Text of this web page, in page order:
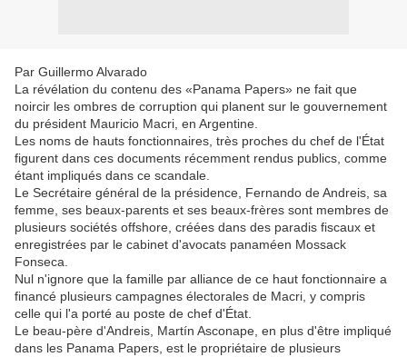
Par Guillermo Alvarado
La révélation du contenu des «Panama Papers» ne fait que
noircir les ombres de corruption qui planent sur le gouvernement
du président Mauricio Macri, en Argentine.
Les noms de hauts fonctionnaires, très proches du chef de l'État
figurent dans ces documents récemment rendus publics, comme
étant impliqués dans ce scandale.
Le Secrétaire général de la présidence, Fernando de Andreis, sa
femme, ses beaux-parents et ses beaux-frères sont membres de
plusieurs sociétés offshore, créées dans des paradis fiscaux et
enregistrées par le cabinet d'avocats panaméen Mossack
Fonseca.
Nul n'ignore que la famille par alliance de ce haut fonctionnaire a
financé plusieurs campagnes électorales de Macri, y compris
celle qui l'a porté au poste de chef d'État.
Le beau-père d'Andreis, Martín Asconape, en plus d'être impliqué
dans les Panama Papers, est le propriétaire de plusieurs